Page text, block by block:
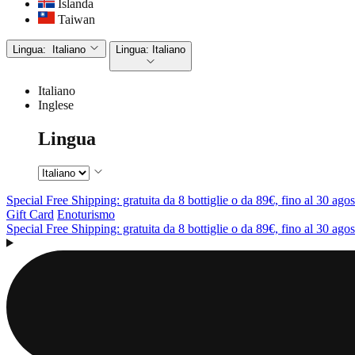
Islanda
Taiwan
Lingua: Italiano Lingua: Italiano
Italiano
Inglese
Lingua
Special Free Shipping: gratuita da 8 bottiglie o da 89€, fino al 30
Gift Card Enoturismo
Special Free Shipping: gratuita da 8 bottiglie o da 89€, fino al 30